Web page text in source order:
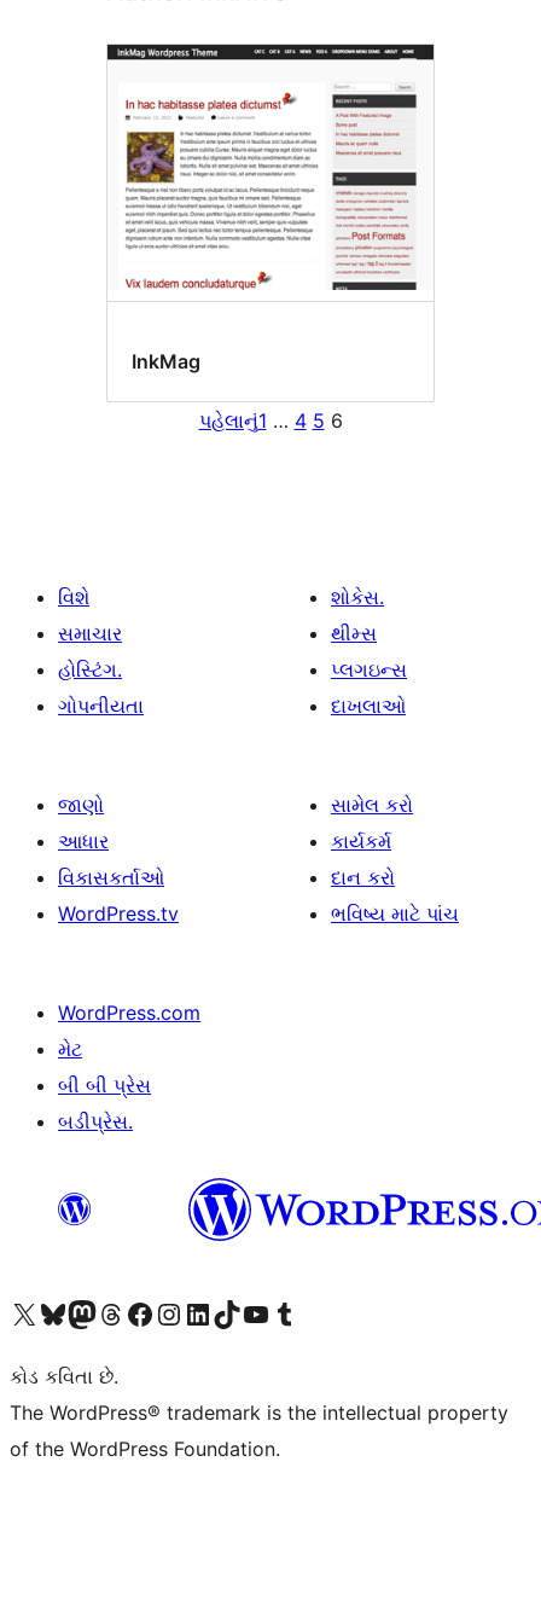
InkMag
પહેલાનું1 … 4 5 6
વિશે
સમાચાર
હોસ્ટિંગ.
ગોપનીયતા
શોકેસ.
થીમ્સ
પ્લગઇન્સ
દાખલાઓ
જાણો
આધાર
વિકાસકર્તાઓ
WordPress.tv
સામેલ કરો
કાર્યકર્મ
દાન કરો
ભવિષ્ય માટે પાંચ
WordPress.com
મેટ
બી બી પ્રેસ
બડીપ્રેસ.
અમારા X (અગાઉ ટ્વિટર) એકાઉન્ટની મુલાકાત લોઅમારા Bluesky એકાઉન્ટની મુલાકાત લોઅમારા માસ્ટોડોન એકાઉન્ટની મુલાકાત લોઅમારા Threads એકાઉન્ટની મુલાકાત લો અમારા ફેસબુક પેજની મુલાકાત લોઅમારા ઇન્સ્ટાગ્રામ એકાઉન્ટની મુલાકાત લો અમારા LinkedIn એકાઉન્ટની મુલાકાત લોઅમારા TikTok એકાઉન્ટની મુલાકાત લોઅમારી YouTube ચેનલની મુલાકાત લો અમારા Tumblr એકાઉન્ટની મુલાકાત લો
કોડ કવિતા છે.
The WordPress® trademark is the intellectual property
of the WordPress Foundation.